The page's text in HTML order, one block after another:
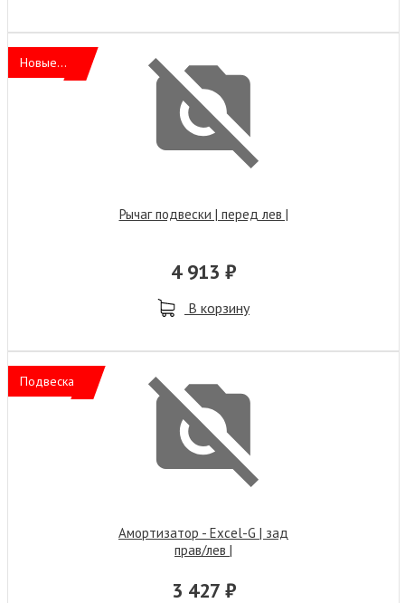
Новые...
Рычаг подвески | перед лев |
4 913 ₽
В корзину
Подвеска
Амортизатор - Excel-G | зад
прав/лев |
3 427 ₽